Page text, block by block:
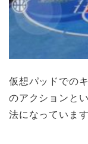
仮想パッドでの
のアクションと
法になっています